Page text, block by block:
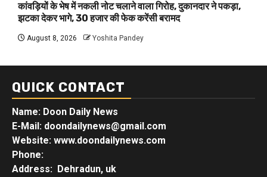
कांवड़ियों के भेष में नकली नोट चलाने वाला गिरोह, दुकानदार ने पकड़ा,
झटका देकर भागे, 30 हजार की फेक करेंसी बरामद
August 8, 2026 Yoshita Pandey
QUICK CONTACT
Name: Doon Daily News
E-Mail: doondailynews@gmail.com
Website: www.doondailynews.com
Phone:
Address: Dehradun, uk